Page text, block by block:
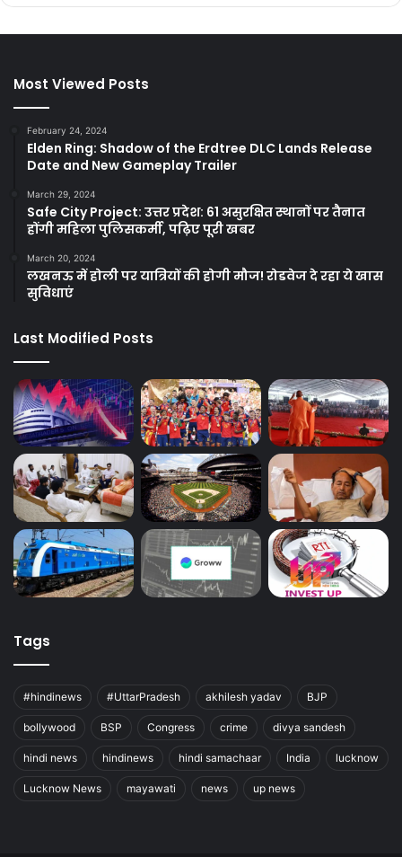
Most Viewed Posts
February 24, 2024
Elden Ring: Shadow of the Erdtree DLC Lands Release
Date and New Gameplay Trailer
March 29, 2024
Safe City Project: उत्तर प्रदेश: 61 असुरक्षित स्थानों पर तैनात
होंगी महिला पुलिसकर्मी, पढ़िए पूरी खबर
March 20, 2024
लखनऊ में होली पर यात्रियों की होगी मौज! रोडवेज दे रहा ये खास
सुविधाएं
Last Modified Posts
Tags
#hindinews #UttarPradesh akhilesh yadav BJP
bollywood BSP Congress crime divya sandesh
hindi news hindinews hindi samachaar India lucknow
Lucknow News mayawati news up news